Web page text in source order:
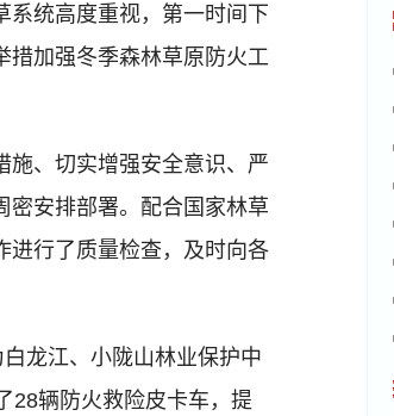
统高度重视，第一时间下
措加强冬季森林草原防火工
、切实增强安全意识、严
密安排部署。配合国家林草
进行了质量检查，及时向各
龙江、小陇山林业保护中
28辆防火救险皮卡车，提